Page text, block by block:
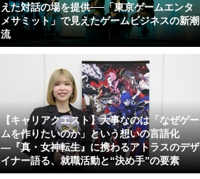
えた対話の場を提供──「東京ゲームエンタ
メサミット」で見えたゲームビジネスの新潮
流
【キャリアクエスト】大事なのは「なぜゲー
ムを作りたいのか」という想いの言語化
―『真・女神転生』に携わるアトラスのデザ
イナー語る、就職活動と“決め手”の要素